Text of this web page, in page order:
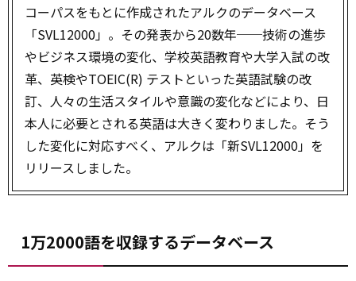
コーパスをもとに作成されたアルクのデータベース
「SVL12000」。その発表から20数年──技術の進歩
やビジネス環境の変化、学校英語教育や大学入試の改
革、英検やTOEIC(R) テストといった英語試験の改
訂、人々の生活スタイルや意識の変化などにより、日
本人に必要とされる英語は大きく変わりました。そう
した変化に対応すべく、アルクは「新SVL12000」を
リリースしました。
1万2000語を収録するデータベース